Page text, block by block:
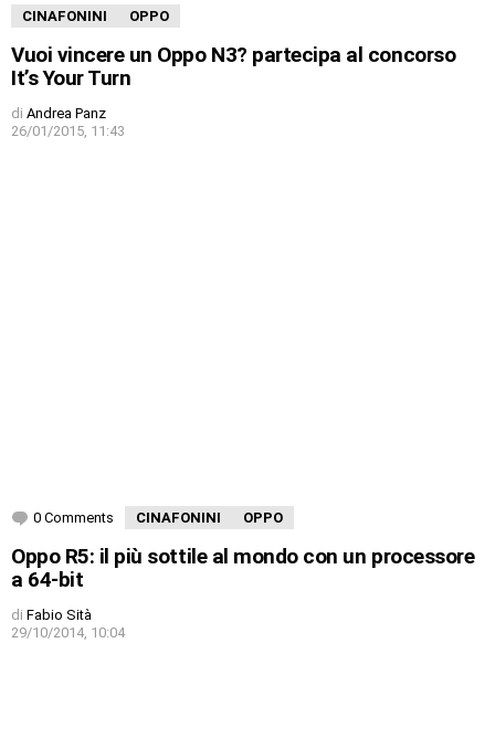
CINAFONINI OPPO
Vuoi vincere un Oppo N3? partecipa al concorso
It’s Your Turn
di Andrea Panz
26/01/2015, 11:43
0 Comments CINAFONINI OPPO
Oppo R5: il più sottile al mondo con un processore
a 64-bit
di Fabio Sità
29/10/2014, 10:04